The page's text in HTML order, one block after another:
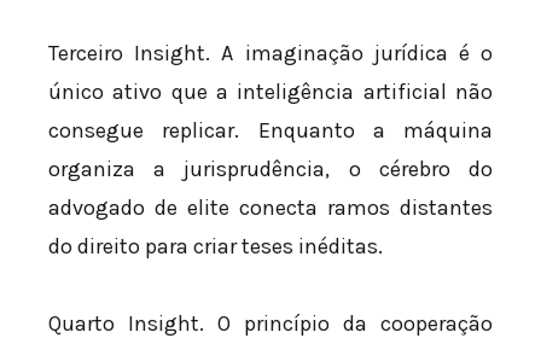
Terceiro Insight. A imaginação jurídica é o
único ativo que a inteligência artificial não
consegue replicar. Enquanto a máquina
organiza a jurisprudência, o cérebro do
advogado de elite conecta ramos distantes
do direito para criar teses inéditas.
Quarto Insight. O princípio da cooperação